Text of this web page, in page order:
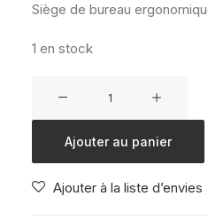
Siège de bureau
1 en stock
ergonomique
Ajouter au panier
Ajouter à la liste d’envies